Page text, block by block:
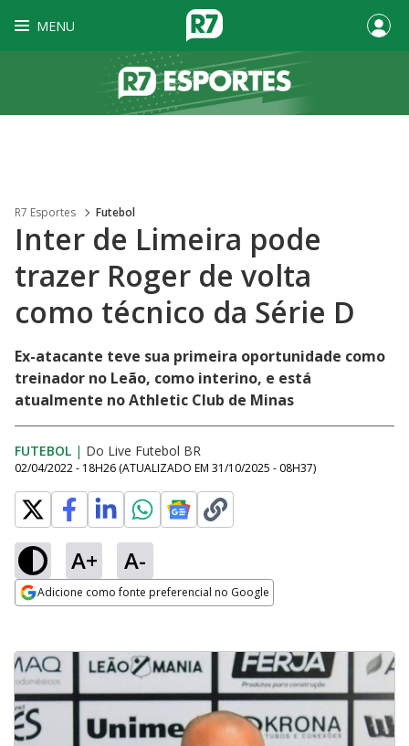
MENU
R7 Esportes Futebol
Inter de Limeira pode
trazer Roger de volta
como técnico da Série D
Ex-atacante teve sua primeira oportunidade como
treinador no Leão, como interino, e está
atualmente no Athletic Club de Minas
FUTEBOL | Do Live Futebol BR
02/04/2022 - 18H26 (ATUALIZADO EM 31/10/2025 - 08H37)
A+ A-
Adicione como fonte preferencial no Google